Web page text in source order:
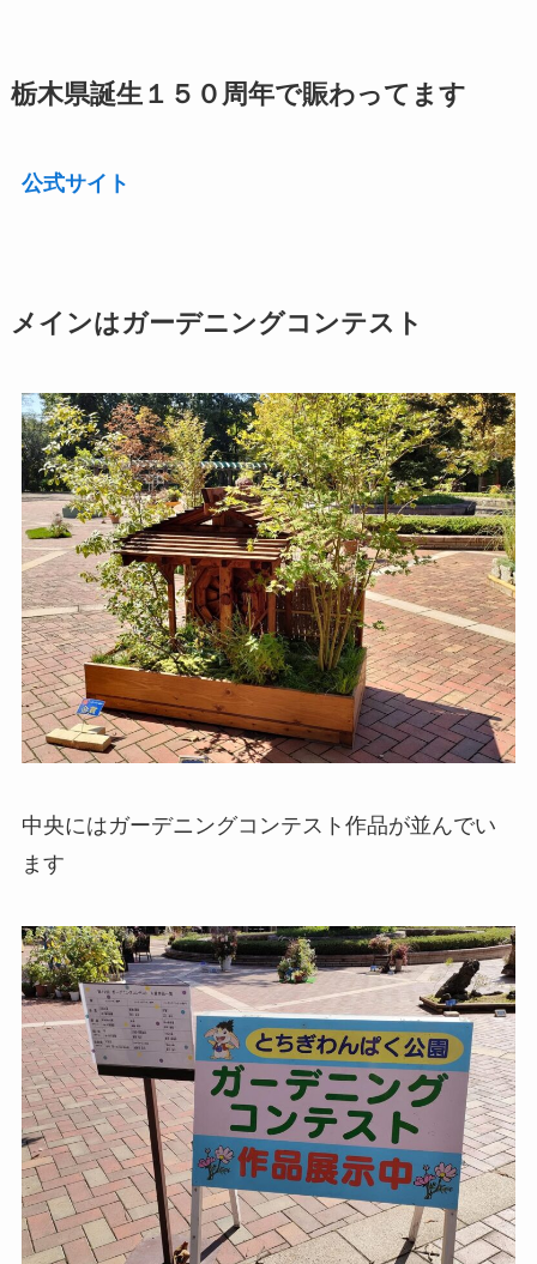
栃木県誕生１５０周年で賑わってます
公式サイト
メインはガーデニングコンテスト
中央にはガーデニングコンテスト作品が並んでい
ます